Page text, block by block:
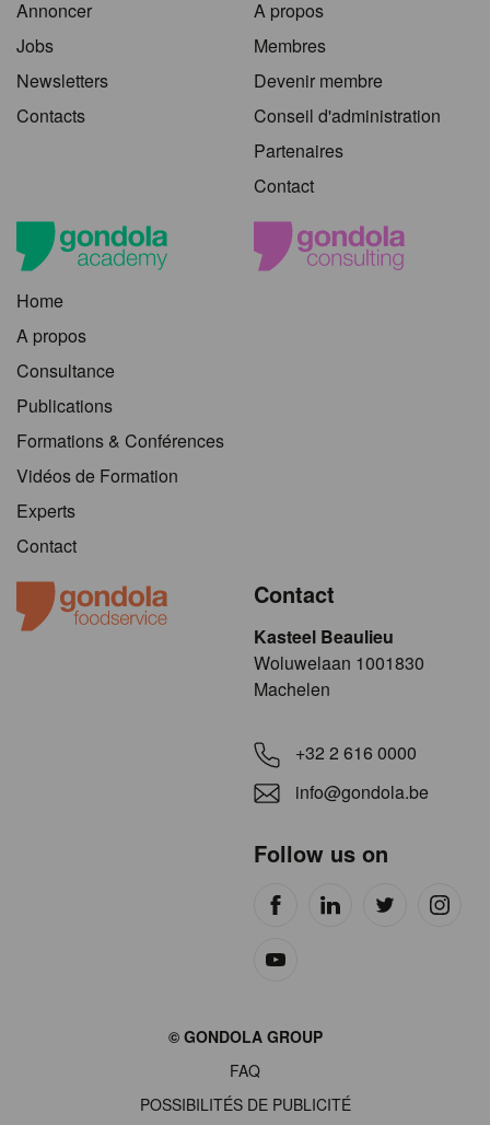
Annoncer
Jobs
Newsletters
Contacts
A propos
Membres
Devenir membre
Conseil d'administration
Partenaires
Contact
Home
A propos
Consultance
Publications
Formations & Conférences
Vidéos de Formation
Experts
Contact
Contact
Kasteel Beaulieu
​​​Woluwelaan 1001830
Machelen
+32 2 616 0000
info@gondola.be
Follow us on
© GONDOLA GROUP
FAQ
POSSIBILITÉS DE PUBLICITÉ